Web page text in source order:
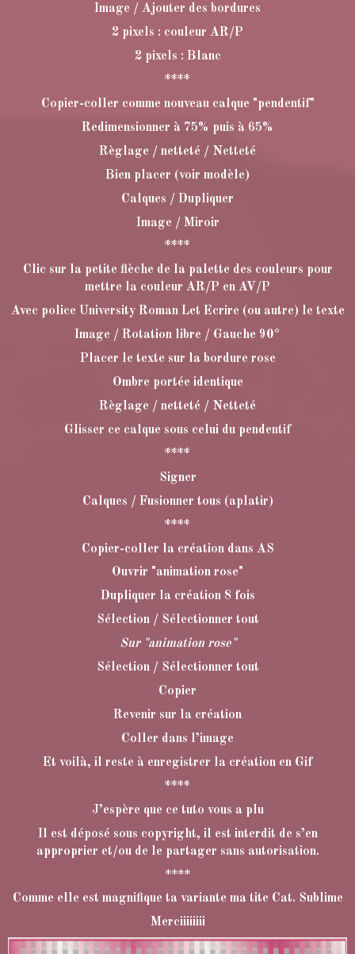
Image / Ajouter des bordures
2 pixels : couleur AR/P
2 pixels : Blanc
****
Copier-coller comme nouveau calque "pendentif"
Redimensionner à 75% puis à 65%
Règlage / netteté / Netteté
Bien placer (voir modèle)
Calques / Dupliquer
Image / Miroir
****
Clic sur la petite flèche de la palette des couleurs pour
mettre la couleur AR/P en AV/P
Avec police University Roman Let Ecrire (ou autre) le texte
Image / Rotation libre / Gauche 90°
Placer le texte sur la bordure rose
Ombre portée identique
Règlage / netteté / Netteté
Glisser ce calque sous celui du pendentif
****
Signer
Calques / Fusionner tous (aplatir)
****
Copier-coller la création dans AS
Ouvrir "animation rose"
Dupliquer la création 8 fois
Sélection / Sélectionner tout
Sur "animation rose"
Sélection / Sélectionner tout
Copier
Revenir sur la création
Coller dans l’image
Et voilà, il reste à enregistrer la création en Gif
****
J’espère que ce tuto vous a plu
Il est déposé sous copyright, il est interdit de s’en
approprier et/ou de le partager sans autorisation.
****
Comme elle est magnifique ta variante ma tite Cat. Sublime
Merciiiiiiii